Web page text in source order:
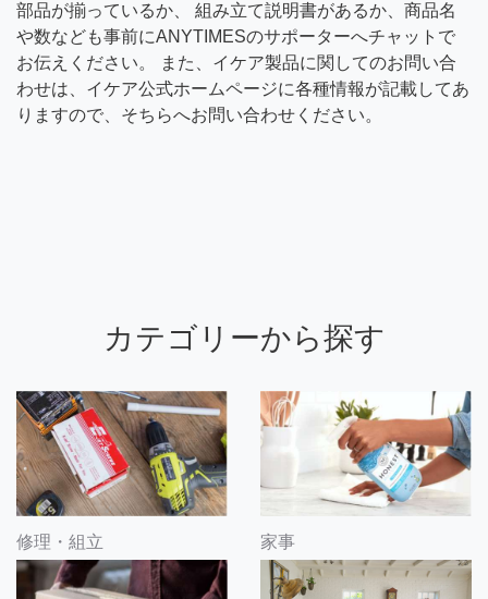
部品が揃っているか、 組み立て説明書があるか、商品名
や数なども事前にANYTIMESのサポーターへチャットで
お伝えください。 また、イケア製品に関してのお問い合
わせは、イケア公式ホームページに各種情報が記載してあ
りますので、そちらへお問い合わせください。
カテゴリーから探す
修理・組立 家事